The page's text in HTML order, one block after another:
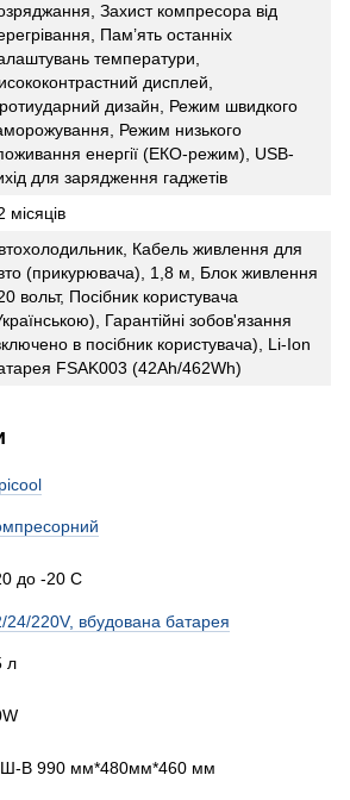
Захист компресора від
Пам’ять останніх
температури,
дисплей,
дизайн, Режим швидкого
Режим низького
енергії (ЕКО-режим), USB-
для зарядження гаджетів
місяців
Кабель живлення для
(прикурювача), 1,8 м, Блок живлення
вольт, Посібник користувача
Гарантійні зобов'язання
в посібник користувача), Li-Ion
FSAK003 (42Ah/462Wh)
до -20 С
24/220V, вбудована батарея
л
В 990 мм*480мм*460 мм